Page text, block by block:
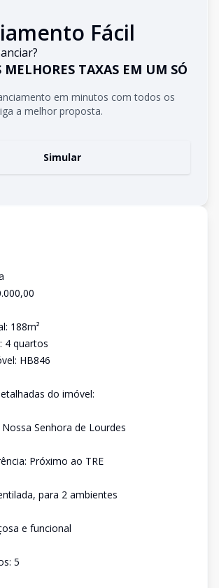
Fácil
MELHORES TAXAS EM UM SÓ
em minutos com todos os
a melhor proposta.
Simular
188m²
4 quartos
HB846
do imóvel:
Nossa Senhora de Lourdes
Próximo ao TRE
para 2 ambientes
e funcional
5